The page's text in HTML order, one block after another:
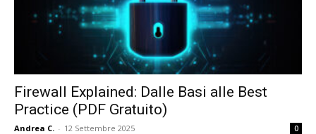
Firewall Explained: Dalle Basi alle Best
Practice (PDF Gratuito)
Andrea C. - 12 Settembre 2025 0